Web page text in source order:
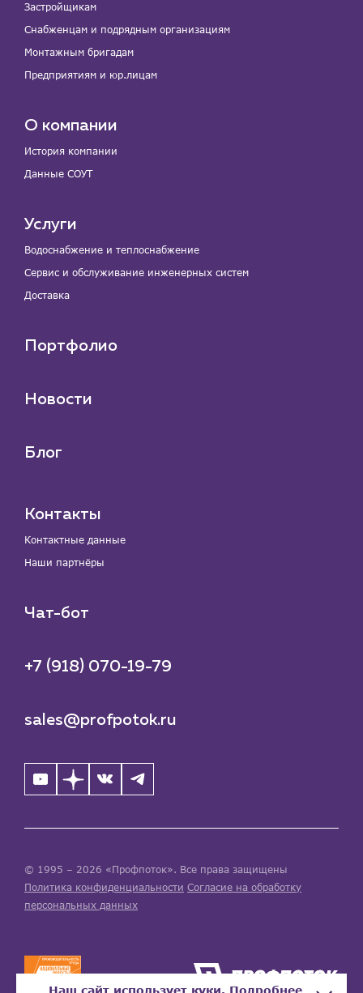
Застройщикам
Снабженцам и подрядным организациям
Монтажным бригадам
Предприятиям и юр.лицам
О компании
История компании
Данные СОУТ
Услуги
Водоснабжение и теплоснабжение
Сервис и обслуживание инженерных систем
Доставка
Портфолио
Новости
Блог
Контакты
Контактные данные
Наши партнёры
Чат-бот
+7 (918) 070-19-79
sales@profpotok.ru
© 1995 – 2026 «Профпоток». Все права защищены
Политика конфиденциальности Согласие на обработку
персональных данных
Наш сайт использует куки. Подробнее